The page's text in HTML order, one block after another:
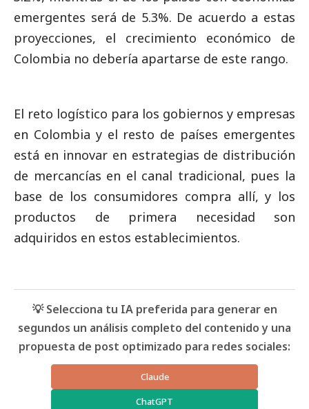
emergentes será de 5.3%. De acuerdo a estas
proyecciones, el crecimiento económico de
Colombia no debería apartarse de este rango.
El reto logístico para los gobiernos y empresas
en Colombia y el resto de países emergentes
está en innovar en estrategias de distribución
de mercancías en el canal tradicional, pues la
base de los consumidores compra allí, y los
productos de primera necesidad son
adquiridos en estos establecimientos.
💡 Selecciona tu IA preferida para generar en
segundos un análisis completo del contenido y una
propuesta de post optimizado para redes sociales:
Claude
ChatGPT